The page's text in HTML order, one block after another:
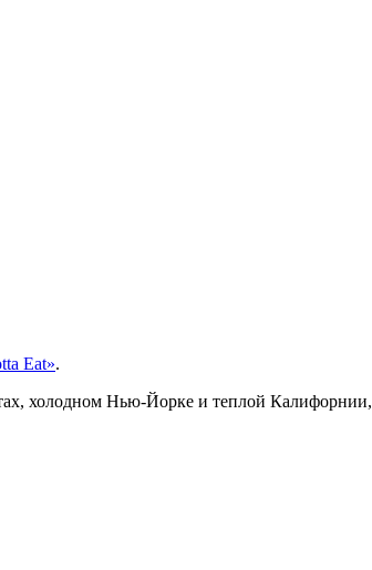
Eat».
холодном Нью-Йорке и теплой Калифорнии,